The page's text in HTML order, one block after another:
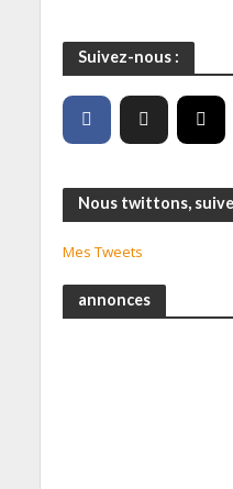
Suivez-nous :
Nous twittons,
Mes Tweets
annonces